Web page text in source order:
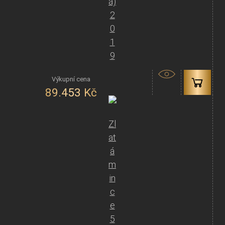
2
0
1
9
89.453 Kč
Zl
at
á
m
in
c
e
5